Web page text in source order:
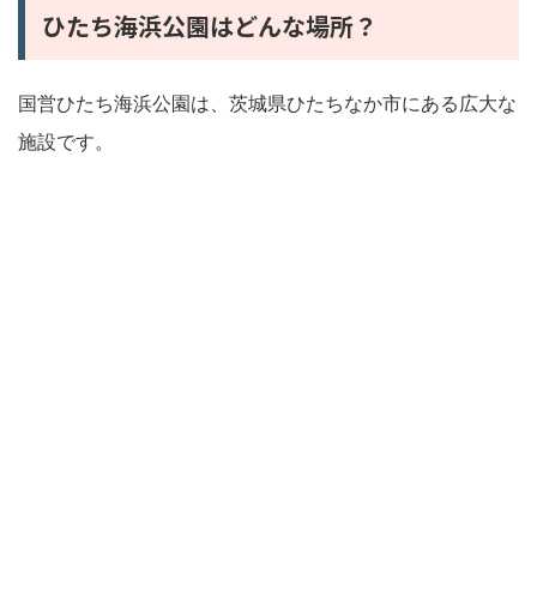
ひたち海浜公園はどんな場所？
国営ひたち海浜公園は、茨城県ひたちなか市にある広大な
施設です。